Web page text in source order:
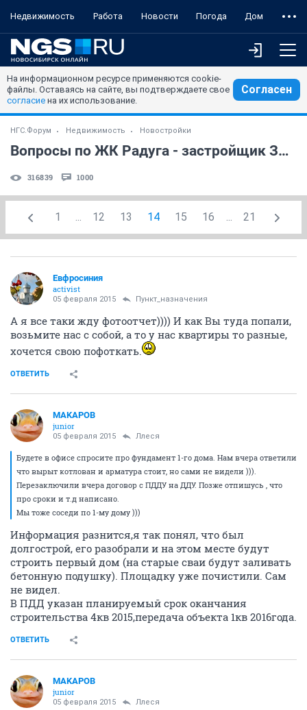
Недвижимость Работа Новости Погода Дом
На информационном ресурсе применяются cookie-
файлы. Оставаясь на сайте, вы подтверждаете свое
согласие на их использование.
Согласен
НГС.Форум Недвижимость Новостройки
Вопросы по ЖК Радуга - застройщик ЗАО "Виакон"
316839 1000
1 ... 12 13 14 15 16 ... 21
Евфросиния
activist
05 февраля 2015 Пункт_назначения
А я все таки жду фотоотчет)))) И как Вы туда попали,
возьмите нас с собой, а то у нас квартиры то разные,
хочется свою пофоткать.
ОТВЕТИТЬ
MAKAPOB
junior
05 февраля 2015 Ллеся
Будете в офисе спросите про фундамент 1-го дома. Нам вчера ответили
что вырыт котлован и арматура стоит, но сами не видели ))).
Перезаключили вчера договор с ПДДУ на ДДУ. Позже отпишусь , что
про сроки и т.д написано.
Мы тоже соседи по 1-му дому )))
Информация разнится,я так понял, что был
долгострой, его разобрали и на этом месте будут
строить первый дом (на старые сваи будут заливать
бетонную подушку). Площадку уже почистили. Сам
не видел.
В ПДД указан планируемый срок оканчания
строительства 4кв 2015,передача объекта 1кв 2016года.
ОТВЕТИТЬ
MAKAPOB
junior
05 февраля 2015 Ллеся